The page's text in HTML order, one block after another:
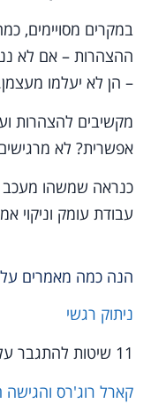
במקרים מסויימים,
ההצהרות – אם לא
– הן לא יעלמו
מקשיבים להצהרות
אפשרית? לא
כנראה שמשהו מעכב
עבודת עומק וניקוי
הנה כמה מאמרים
ניתוק רגשי
11 שיטות להתגבר על
קארל רוג'רס והגישה